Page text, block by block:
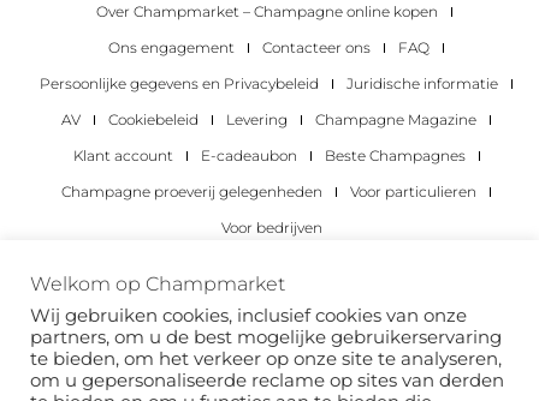
Over Champmarket – Champagne online kopen
Ons engagement
Contacteer ons
FAQ
Persoonlijke gegevens en Privacybeleid
Juridische informatie
AV
Cookiebeleid Levering
Champagne Magazine
Klant account
E-cadeaubon
Beste Champagnes
Champagne proeverij gelegenheden
Voor particulieren
Voor bedrijven
Copyright 2022 © alle rechten voorbehouden.
Welkom op Champmarket
Wij gebruiken cookies, inclusief cookies van onze
partners, om u de best mogelijke gebruikerservaring
te bieden, om het verkeer op onze site te analyseren,
om u gepersonaliseerde reclame op sites van derden